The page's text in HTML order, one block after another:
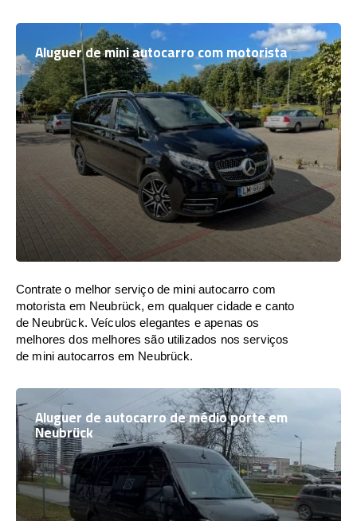
Aluguer de mini autocarro com motorista
Contrate o melhor serviço de mini autocarro com
motorista em Neubrück, em qualquer cidade e canto
de Neubrück. Veículos elegantes e apenas os
melhores dos melhores são utilizados nos serviços
de mini autocarros em Neubrück.
Aluguer de autocarro de médio porte em
Neubrück